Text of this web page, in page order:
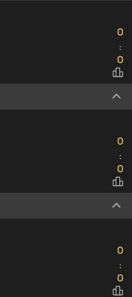
0
:0
0
0
:0
0
0
:0
0